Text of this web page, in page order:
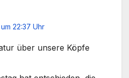
22:37 Uhr
über unsere Köpfe